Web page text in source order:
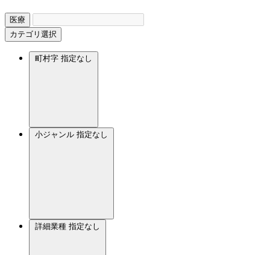
医療
カテゴリ選択
町村字 指定なし
小ジャンル 指定なし
詳細業種 指定なし